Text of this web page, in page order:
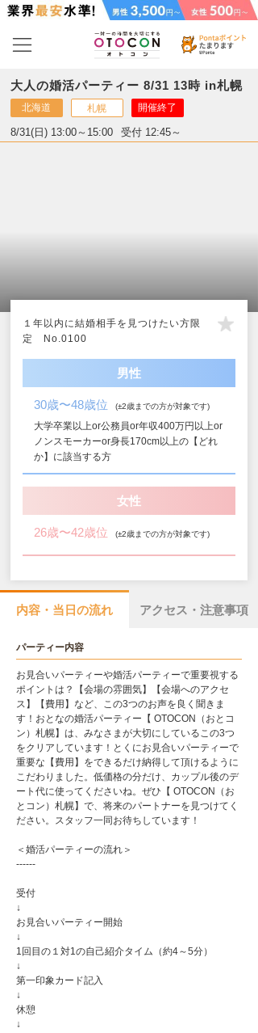
大人の婚活パーティー 8/31 13時 in札幌
北海道 札幌 開催終了
8/31(日) 13:00～15:00 受付 12:45～
１年以内に結婚相手を見つけたい方限
定 No.0100
男性
30歳〜48歳位 (±2歳までの方が対象です)
大学卒業以上or公務員or年収400万円以上or
ノンスモーカーor身長170cm以上の【どれ
か】に該当する方
女性
26歳〜42歳位 (±2歳までの方が対象です)
内容・当日の流れ アクセス・注意事項
パーティー内容
お見合いパーティーや婚活パーティーで重要視する
ポイントは？【会場の雰囲気】【会場へのアクセ
ス】【費用】など、この3つのお声を良く聞きま
す！おとなの婚活パーティー【 OTOCON（おとコ
ン）札幌】は、みなさまが大切にしているこの3つ
をクリアしています！とくにお見合いパーティーで
重要な【費用】をできるだけ納得して頂けるように
こだわりました。低価格の分だけ、カップル後のデ
ート代に使ってくださいね。ぜひ【 OTOCON（お
とコン）札幌】で、将来のパートナーを見つけてく
ださい。スタッフ一同お待ちしています！
＜婚活パーティーの流れ＞
------
受付
↓
お見合いパーティー開始
↓
1回目の１対1の自己紹介タイム（約4～5分）
↓
第一印象カード記入
↓
休憩
↓